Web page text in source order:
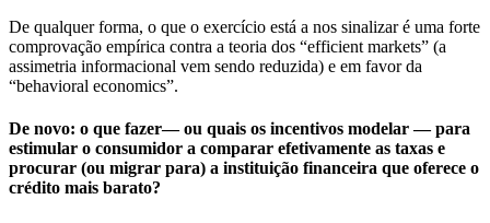
De qualquer forma, o que o exercício está a nos sinalizar é uma forte
comprovação empírica contra a teoria dos “efficient markets” (a
assimetria informacional vem sendo reduzida) e em favor da
“behavioral economics”.
De novo: o que fazer— ou quais os incentivos modelar — para
estimular o consumidor a comparar efetivamente as taxas e
procurar (ou migrar para) a instituição financeira que oferece o
crédito mais barato?